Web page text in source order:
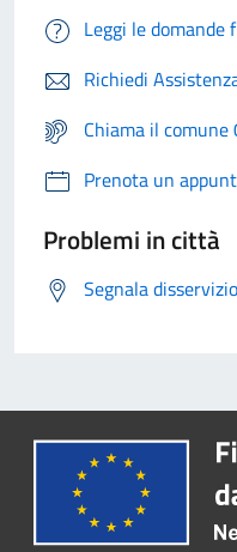
Leggi le domande
Richiedi
Chiama il
Prenota un
Problemi in città
Segnala disservizio